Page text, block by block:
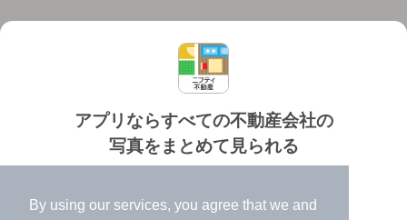
By using our services, you agree that we and
アプリならすべての不動産会社の
写真をまとめて見られる
✔️
高速表示で似た物件も見つけやすい
個人情報保護ポリシー 利用規約